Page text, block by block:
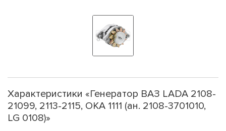
Характеристики «Генератор ВАЗ LADA 2108-
21099, 2113-2115, OKA 1111 (ан. 2108-3701010,
LG 0108)»